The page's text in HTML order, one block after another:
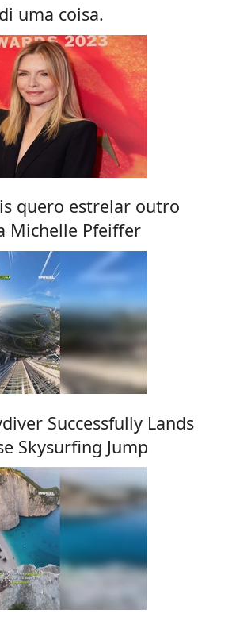
uma coisa.
quero estrelar outro
Michelle Pfeiffer
Successfully Lands
Skysurfing Jump